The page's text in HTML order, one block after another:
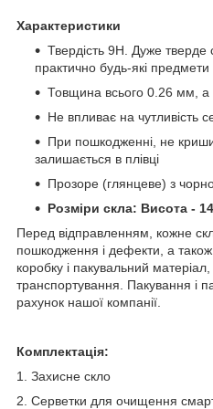
Характеристики
Твердість 9H. Дуже
практично будь-які
Товщина всього 0.26 мм, а
Не впливає на чутливість
При пошкодженні, не
залишається в плівці
Прозоре (глянцеве) з
Розміри скла: Висота -
Перед відправленням, кожне
пошкодження і дефекти, а також
коробку і пакувальний матеріал,
транспортування. Пакування і
рахунок нашої компанії.
Комплектація:
1. Захисне скло
2. Серветки для очищення